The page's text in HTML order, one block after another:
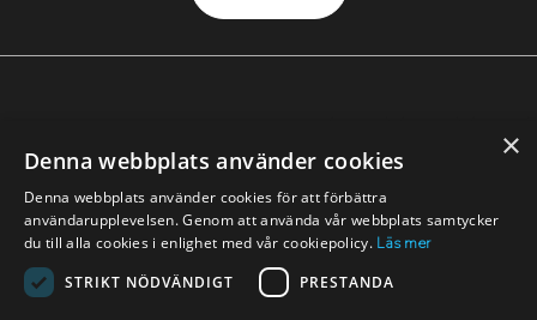
© 2026 Nicole parfymer ×
Denna webbplats använder cookies
Denna webbplats använder cookies för att förbättra
användarupplevelsen. Genom att använda vår webbplats samtycker
du till alla cookies i enlighet med vår cookiepolicy. Läs mer
STRIKT NÖDVÄNDIGT PRESTANDA